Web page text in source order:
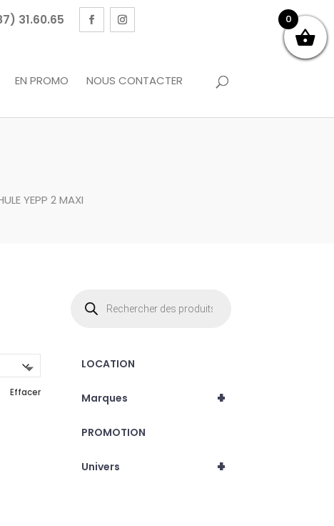
31.60.65
EN PROMO NOUS CONTACTER
YEPP 2 MAXI
Effacer
produits
LOCATION
+
Marques
PROMOTION
+
Univers
0